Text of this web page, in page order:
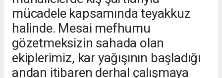
mücadele kapsamında teyakkuz
halinde. Mesai mefhumu
gözetmeksizin sahada olan
ekiplerimiz, kar yağışının başladığı
andan itibaren derhal çalışmaya